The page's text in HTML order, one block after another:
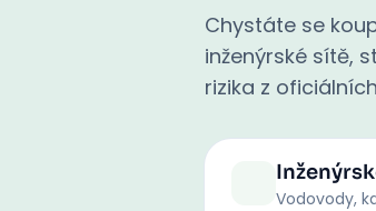
Chystáte se
inženýrské sítě,
rizika z
Vodovody,